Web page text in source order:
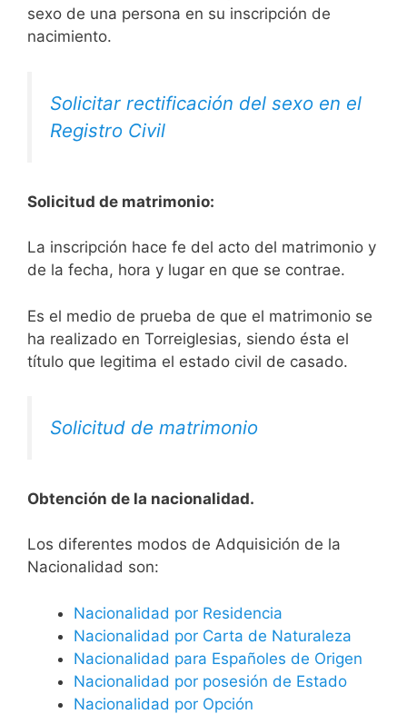
sexo de una persona en su inscripción de
nacimiento.
Solicitar rectificación del sexo en el
Registro Civil
Solicitud de matrimonio:
La inscripción hace fe del acto del matrimonio y
de la fecha, hora y lugar en que se contrae.
Es el medio de prueba de que el matrimonio se
ha realizado en Torreiglesias, siendo ésta el
título que legitima el estado civil de casado.
Solicitud de matrimonio
Obtención de la nacionalidad.
​​​Los diferentes modos de Adquisición de la
Nacionalidad son:
Nacionalidad por Residencia
Nacionalidad por Carta de Naturaleza
Nacionalidad para Españoles de Origen
Nacionalidad por posesión de Estado
Nacionalidad por Opción